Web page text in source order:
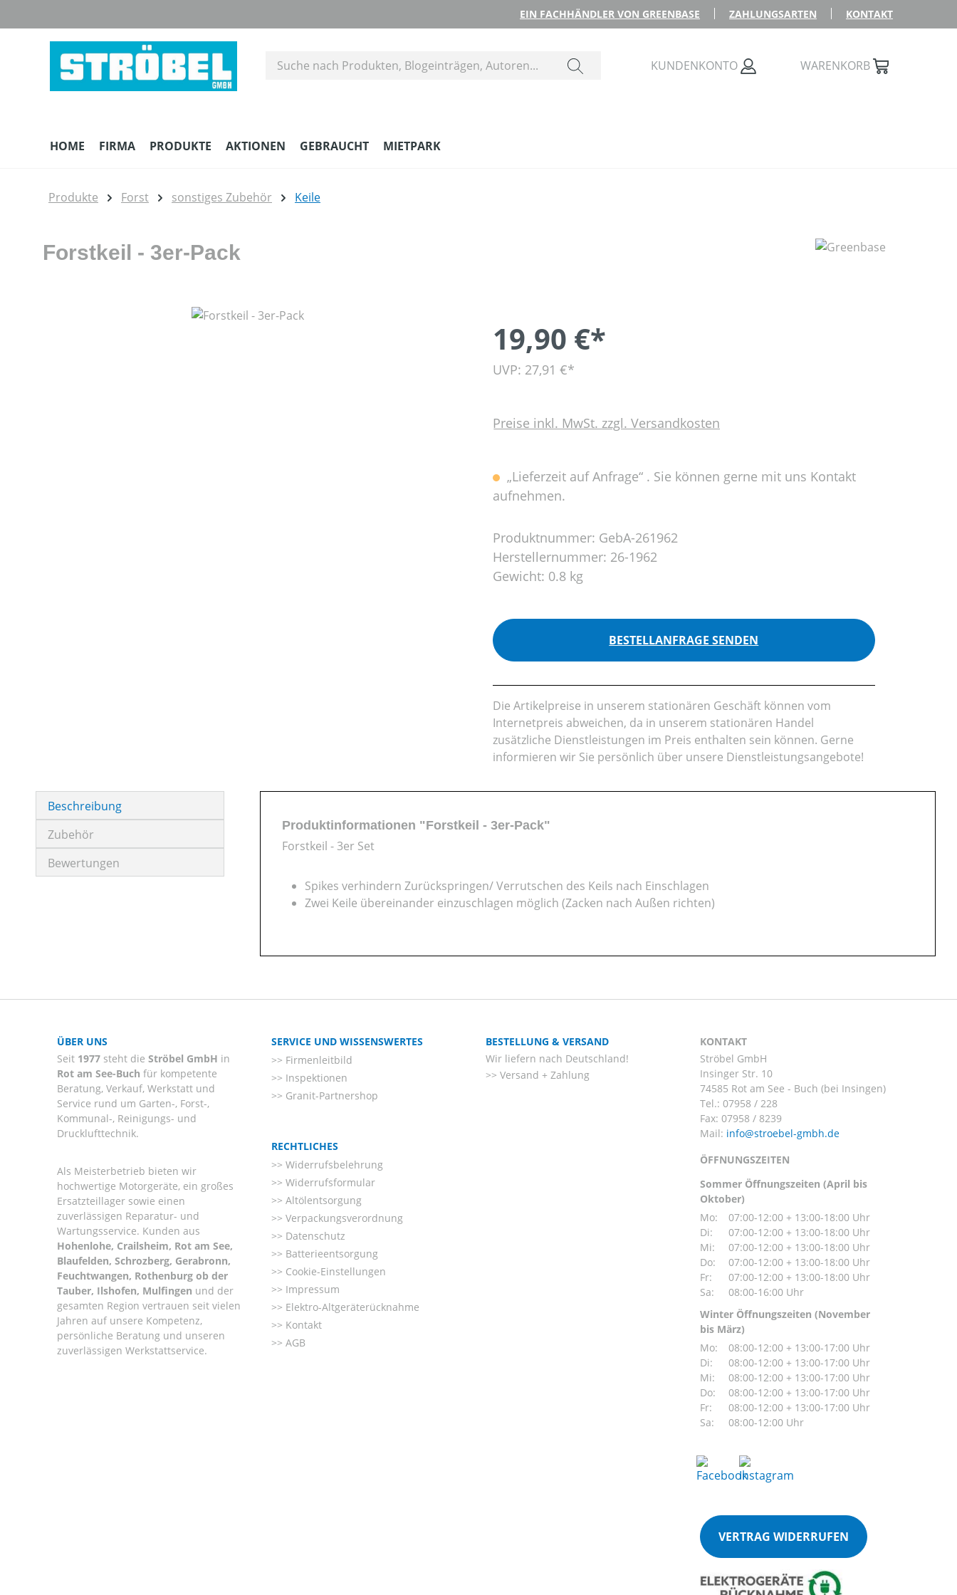
EIN FACHHÄNDLER VON GREENBASE ZAHLUNGSARTEN KONTAKT
KUNDENKONTO WARENKORB
HOME FIRMA PRODUKTE AKTIONEN GEBRAUCHT MIETPARK
Produkte Forst sonstiges Zubehör Keile
Forstkeil - 3er-Pack
19,90 €*
UVP: 27,91 €*
Preise inkl. MwSt. zzgl. Versandkosten
„Lieferzeit auf Anfrage“ . Sie können gerne mit uns Kontakt
aufnehmen.
Produktnummer: GebA-261962
Herstellernummer: 26-1962
Gewicht: 0.8 kg
BESTELLANFRAGE SENDEN
Die Artikelpreise in unserem stationären Geschäft können vom
Internetpreis abweichen, da in unserem stationären Handel
zusätzliche Dienstleistungen im Preis enthalten sein können. Gerne
informieren wir Sie persönlich über unsere Dienstleistungsangebote!
Beschreibung
Zubehör
Bewertungen
Produktinformationen "Forstkeil - 3er-Pack"
Forstkeil - 3er Set
Spikes verhindern Zurückspringen/ Verrutschen des Keils nach Einschlagen
Zwei Keile übereinander einzuschlagen möglich (Zacken nach Außen richten)
ÜBER UNS
Seit 1977 steht die Ströbel GmbH in
Rot am See-Buch für kompetente
Beratung, Verkauf, Werkstatt und
Service rund um Garten-, Forst-,
Kommunal-, Reinigungs- und
Drucklufttechnik.
Als Meisterbetrieb bieten wir
hochwertige Motorgeräte, ein großes
Ersatzteillager sowie einen
zuverlässigen Reparatur- und
Wartungsservice. Kunden aus
Hohenlohe, Crailsheim, Rot am See,
Blaufelden, Schrozberg, Gerabronn,
Feuchtwangen, Rothenburg ob der
Tauber, Ilshofen, Mulfingen und der
gesamten Region vertrauen seit vielen
Jahren auf unsere Kompetenz,
persönliche Beratung und unseren
zuverlässigen Werkstattservice.
SERVICE UND WISSENSWERTES
Firmenleitbild
Inspektionen
Granit-Partnershop
RECHTLICHES
Widerrufsbelehrung
Widerrufsformular
Altölentsorgung
Verpackungsverordnung
Datenschutz
Batterieentsorgung
Cookie-Einstellungen
Impressum
Elektro-Altgeräterücknahme
Kontakt
AGB
BESTELLUNG & VERSAND
Wir liefern nach Deutschland!
Versand + Zahlung
KONTAKT
Ströbel GmbH
Insinger Str. 10
74585 Rot am See - Buch (bei Insingen)
Tel.: 07958 / 228
Fax: 07958 / 8239
Mail:
ÖFFNUNGSZEITEN
Sommer Öffnungszeiten (April bis
Oktober)
Mo:
07:00-12:00 + 13:00-18:00 Uhr
Di:
07:00-12:00 + 13:00-18:00 Uhr
Mi:
07:00-12:00 + 13:00-18:00 Uhr
Do:
07:00-12:00 + 13:00-18:00 Uhr
Fr:
07:00-12:00 + 13:00-18:00 Uhr
Sa:
08:00-16:00 Uhr
Winter Öffnungszeiten (November
bis März)
Mo:
08:00-12:00 + 13:00-17:00 Uhr
Di:
08:00-12:00 + 13:00-17:00 Uhr
Mi:
08:00-12:00 + 13:00-17:00 Uhr
Do:
08:00-12:00 + 13:00-17:00 Uhr
Fr:
08:00-12:00 + 13:00-17:00 Uhr
Sa:
08:00-12:00 Uhr
VERTRAG WIDERRUFEN